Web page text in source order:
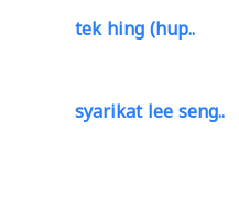
tek hing (hup..
syarikat lee seng..